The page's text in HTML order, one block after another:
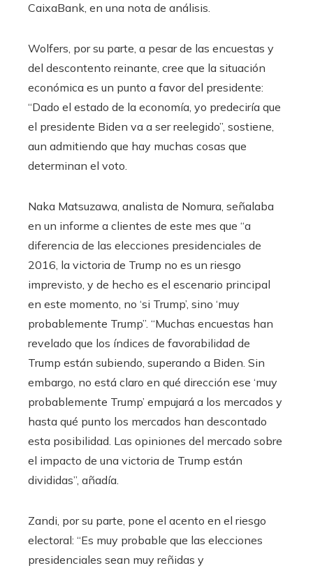
CaixaBank, en una nota de análisis.
Wolfers, por su parte, a pesar de las encuestas y
del descontento reinante, cree que la situación
económica es un punto a favor del presidente:
“Dado el estado de la economía, yo predeciría que
el presidente Biden va a ser reelegido”, sostiene,
aun admitiendo que hay muchas cosas que
determinan el voto.
Naka Matsuzawa, analista de Nomura, señalaba
en un informe a clientes de este mes que “a
diferencia de las elecciones presidenciales de
2016, la victoria de Trump no es un riesgo
imprevisto, y de hecho es el escenario principal
en este momento, no ‘si Trump’, sino ‘muy
probablemente Trump”. “Muchas encuestas han
revelado que los índices de favorabilidad de
Trump están subiendo, superando a Biden. Sin
embargo, no está claro en qué dirección ese ‘muy
probablemente Trump’ empujará a los mercados y
hasta qué punto los mercados han descontado
esta posibilidad. Las opiniones del mercado sobre
el impacto de una victoria de Trump están
divididas”, añadía.
Zandi, por su parte, pone el acento en el riesgo
electoral: “Es muy probable que las elecciones
presidenciales sean muy reñidas y